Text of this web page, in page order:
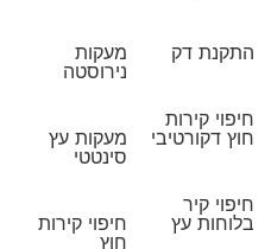
התקנת דק
חיפוי קירות
חוץ דקורטיבי
חיפוי קיר
בלוחות עץ
מעקות
נירוסטה
מעקות עץ
סינטטי
חיפוי קירות
חוץ